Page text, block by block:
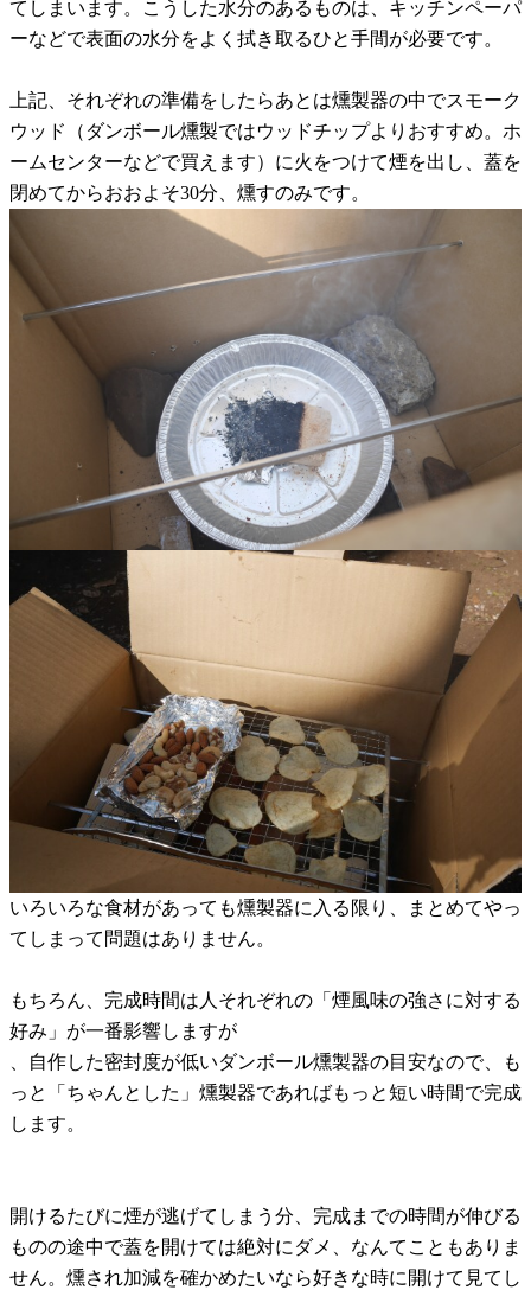
てしまいます。こうした水分のあるものは、キッチンペーパ
ーなどで表面の水分をよく拭き取るひと手間が必要です。
上記、それぞれの準備をしたらあとは燻製器の中でスモーク
ウッド（ダンボール燻製ではウッドチップよりおすすめ。ホ
ームセンターなどで買えます）に火をつけて煙を出し、蓋を
閉めてからおおよそ30分、燻すのみです。
いろいろな食材があっても燻製器に入る限り、まとめてやっ
てしまって問題はありません。
もちろん、完成時間は人それぞれの「煙風味の強さに対する
好み」が一番影響しますが
、自作した密封度が低いダンボール燻製器の目安なので、も
っと「ちゃんとした」燻製器であればもっと短い時間で完成
します。
開けるたびに煙が逃げてしまう分、完成までの時間が伸びる
ものの途中で蓋を開けては絶対にダメ、なんてこともありま
せん。燻され加減を確かめたいなら好きな時に開けて見てし